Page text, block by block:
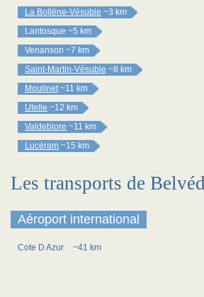
La Bollène-Vésubie ~3 km
Lantosque ~5 km
Venanson ~7 km
Saint-Martin-Vésubie ~8 km
Moulinet ~11 km
Utelle ~12 km
Valdeblore ~11 km
Lucéram ~15 km
Les transports de
Aéroport international
Cote D Azur ~41 km